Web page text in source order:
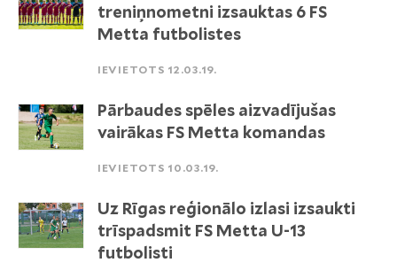
treniņnometni izsauktas 6 FS
Metta futbolistes
IEVIETOTS 12.03.19.
Pārbaudes spēles aizvadījušas
vairākas FS Metta komandas
IEVIETOTS 10.03.19.
Uz Rīgas reģionālo izlasi izsaukti
trīspadsmit FS Metta U-13
futbolisti